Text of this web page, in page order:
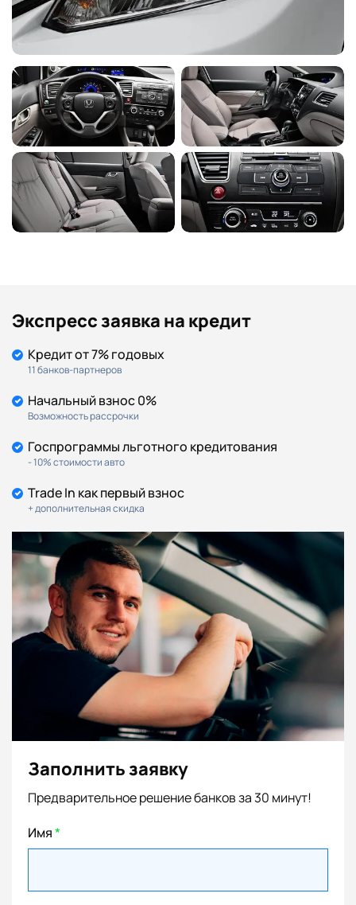
Экспресс заявка на кредит
Кредит от 7% годовых
11 банков-партнеров
Начальный взнос 0%
Возможность рассрочки
Госпрограммы льготного кредитования
- 10% стоимости авто
Trade In как первый взнос
+ дополнительная скидка
Заполнить заявку
Предварительное решение банков за 30 минут!
Имя*